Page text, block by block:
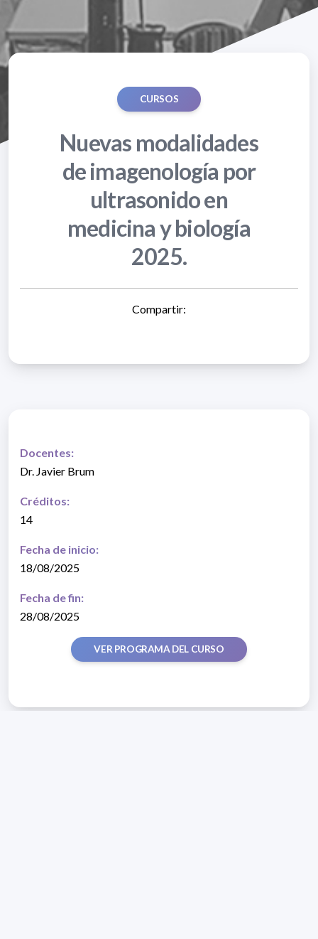
CURSOS
Nuevas modalidades
de imagenología por
ultrasonido en
medicina y biología
2025.
Compartir:
Docentes:
Dr. Javier Brum
Créditos:
14
Fecha de inicio:
18/08/2025
Fecha de fin:
28/08/2025
VER PROGRAMA DEL CURSO